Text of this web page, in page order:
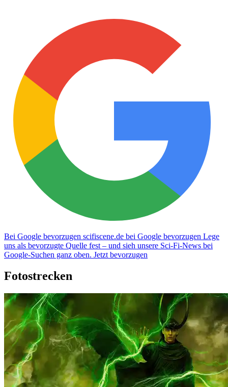
Bei Google bevorzugen scifiscene.de bei Google bevorzugen Lege
uns als bevorzugte Quelle fest – und sieh unsere Sci-Fi-News bei
Google-Suchen ganz oben. Jetzt bevorzugen
Fotostrecken